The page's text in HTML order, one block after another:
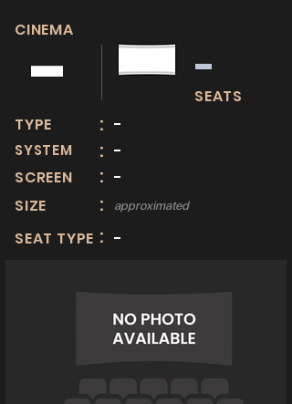
-
CINEMA
TYPE
SYSTEM
SCREEN
:
:
:
-
-
-
SEATS
-
SIZE : approximated
SEAT TYPE : -